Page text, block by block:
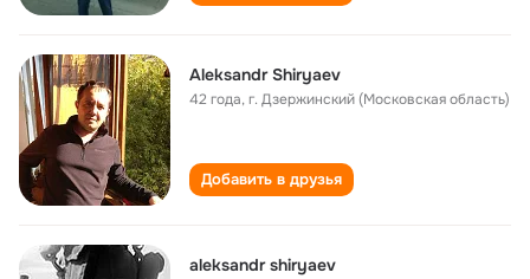
Aleksandr Shiryaev
42 года,г. Дзержинский (Московская область)
Добавить в друзья
aleksandr shiryaev